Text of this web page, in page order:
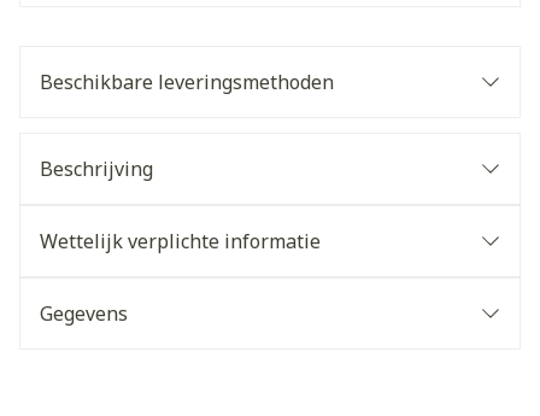
Beschikbare leveringsmethoden
Beschrijving
Wettelijk verplichte informatie
Gegevens